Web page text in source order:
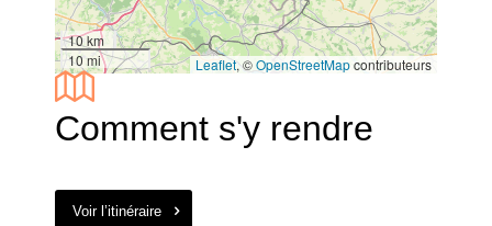
10 km
10 mi
Leaflet, ©OpenStreetMapcontributeurs
Comment s'y rendre
Voir l’itinéraire